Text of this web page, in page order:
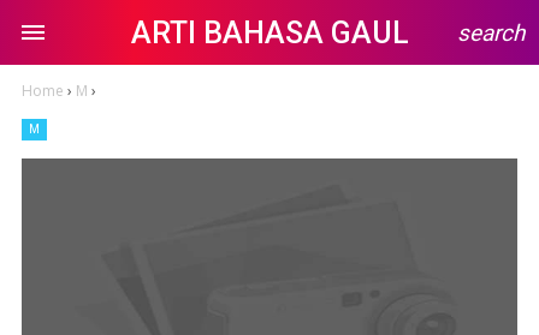
ARTI BAHASA GAUL search
Home › M ›
M